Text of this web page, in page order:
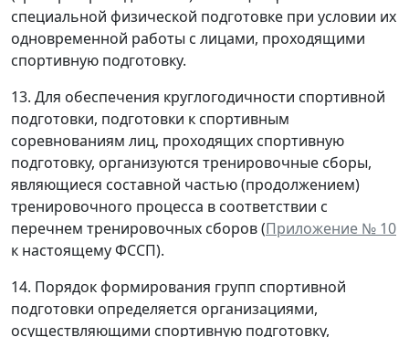
специальной физической подготовке при условии их
одновременной работы с лицами, проходящими
спортивную подготовку.
13. Для обеспечения круглогодичности спортивной
подготовки, подготовки к спортивным
соревнованиям лиц, проходящих спортивную
подготовку, организуются тренировочные сборы,
являющиеся составной частью (продолжением)
тренировочного процесса в соответствии с
перечнем тренировочных сборов (Приложение № 10
к настоящему ФССП).
14. Порядок формирования групп спортивной
подготовки определяется организациями,
осуществляющими спортивную подготовку,